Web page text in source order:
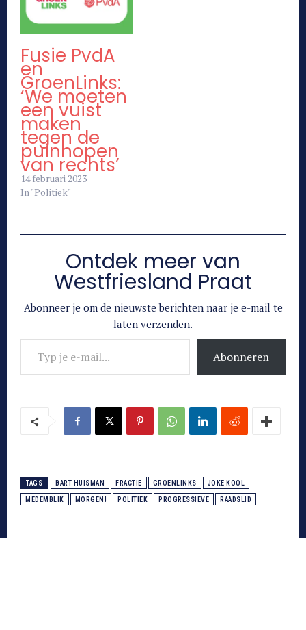
Fusie PvdA
en
GroenLinks:
‘We moeten
een vuist
maken
tegen de
puinhopen
van rechts’
14 februari 2023
In "Politiek"
Ontdek meer van
Westfriesland Praat
Abonneer je om de nieuwste berichten naar je e-mail te
laten verzenden.
Typ je e-mail...
Abonneren
TAGS BART HUISMAN FRACTIE GROENLINKS JOKE KOOL
MEDEMBLIK MORGEN! POLITIEK PROGRESSIEVE RAADSLID